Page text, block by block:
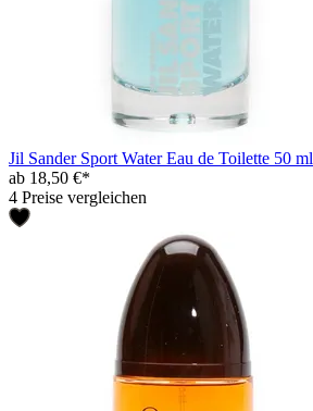
Jil Sander Sport Water Eau de Toilette 50 ml
ab 18,50 €*
4 Preise vergleichen